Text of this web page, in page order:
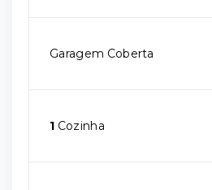
Garagem Coberta
1 Cozinha